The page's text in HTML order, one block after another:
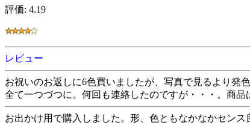
評価: 4.19
レビュー
お祝いのお返しに6色買いましたが、写真で見るより発
全て一つづつに。何回も連絡したのですが・・・。商品
お出かけ用で購入しました。形、色ともなかなかセン